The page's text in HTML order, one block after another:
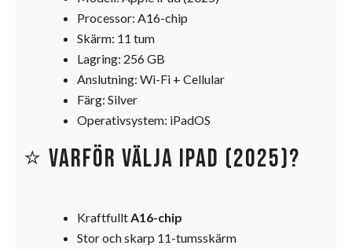
Processor: A16-chip
Skärm: 11 tum
Lagring: 256 GB
Anslutning: Wi-Fi + Cellular
Färg: Silver
Operativsystem: iPadOS
⭐ Varför välja iPad (2025)?
KraftfulltA16-chip
Stor och skarp 11-tumsskärm